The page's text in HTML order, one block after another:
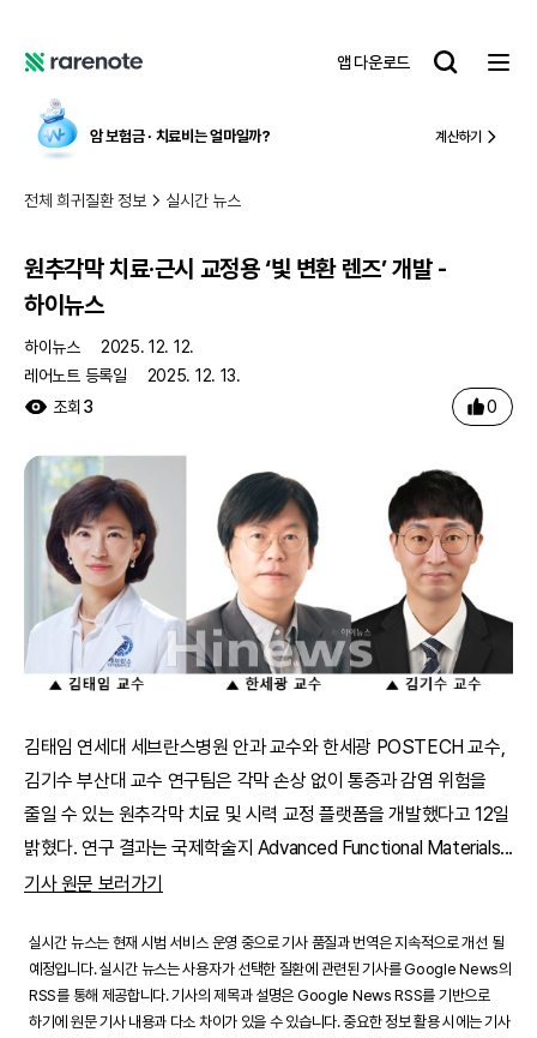
노
앱 다운로드
레
트
암 보험금 ∙ 치료비 는 얼마일까? 계산하기
전체 희귀질환 정보 실시간 뉴스
원추각막 치료·근시 교정용 ‘빛 변환 렌즈’ 개발 -
하이뉴스
하이뉴스
2025. 12. 12.
레어노트 등록일
2025. 12. 13.
조회 3 0
김태임 연세대 세브란스병원 안과 교수와 한세광 POSTECH 교수,
김기수 부산대 교수 연구팀은 각막 손상 없이 통증과 감염 위험을
줄일 수 있는 원추각막 치료 및 시력 교정 플랫폼을 개발했다고 12일
밝혔다. 연구 결과는 국제학술지 Advanced Functional Materials...
기사 원문 보러가기
실시간 뉴스는 현재 시범 서비스 운영 중으로 기사 품질과 번역은 지속적으로 개선 될
예정입니다. 실시간 뉴스는 사용자가 선택한 질환에 관련된 기사를 Google News의
RSS를 통해 제공합니다. 기사의 제목과 설명은 Google News RSS를 기반으로
하기에 원문 기사 내용과 다소 차이가 있을 수 있습니다. 중요한 정보 활용 시에는 기사